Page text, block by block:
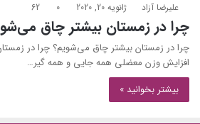
علیرضا آزاد ژانویه 20, 2020 0
62
چرا در زمستان بیشتر چاق
چرا در زمستان بیشتر چاق می‌شویم؟ چرا در
افزایش وزن معضلی همه جایی و همه گیر…
بیشتر بخوانید »